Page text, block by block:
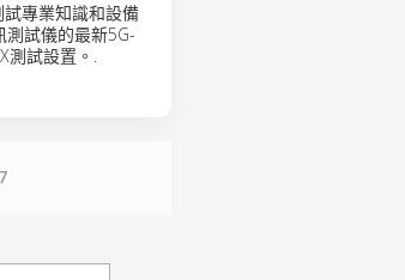
專業知識和設備
測試儀的最新5G-
測試設置。.